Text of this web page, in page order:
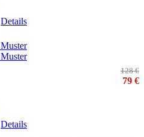
Details
128 €
79 €
Details